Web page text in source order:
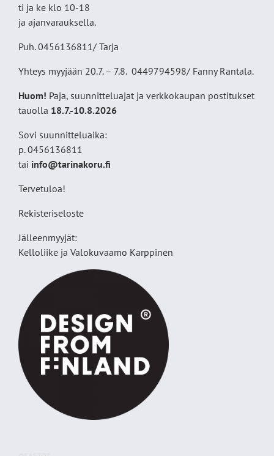
ti ja ke klo 10-18
ja ajanvarauksella.
Puh. 0456136811/ Tarja
Yhteys myyjään 20.7. – 7.8. 0449794598/ Fanny Rantala.
Huom! Paja, suunnitteluajat ja verkkokaupan postitukset
tauolla 18.7.-10.8.2026
Sovi suunnitteluaika:
p. 0456136811
tai info@tarinakoru.fi
Tervetuloa!
Rekisteriseloste
Jälleenmyyjät:
Kelloliike ja Valokuvaamo Karppinen